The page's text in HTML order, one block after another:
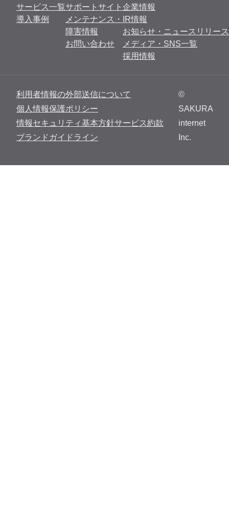
サービス一覧
導入事例
サポートサイト
メンテナンス・
障害情報
お問い合わせ
企業情報
IR情報
お知らせ・ニュースリリース
メディア・SNS一覧
採用情報
利用者情報の外部送信について
個人情報保護ポリシー
情報セキュリティ基本方針サービス約款
ブランドガイドライン
©
SAKURA
internet
Inc.